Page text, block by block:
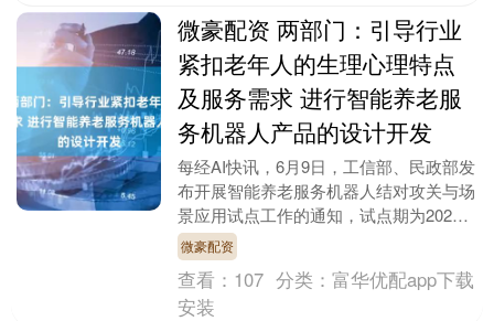
微豪配资 两部门：引导行业
紧扣老年人的生理心理特点
及服务需求 进行智能养老服
务机器人产品的设计开发
每经AI快讯，6月9日，工信部、民政部发
布开展智能养老服务机器人结对攻关与场
景应用试点工作的通知，试点期为2025
—2027年。通知指出，完善标准及评价
体系。鼓....
微豪配资
查看： 107 分类：富华优配app下载
安装